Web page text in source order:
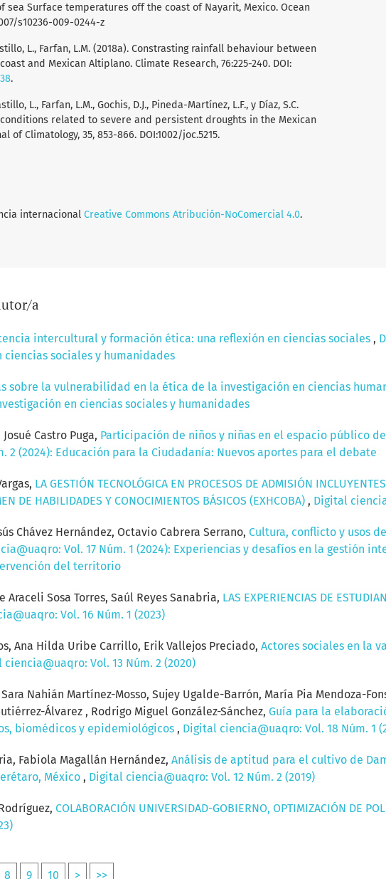
sea Surface temperatures off the coast of Nayarit, Mexico. Ocean
s10236-009-0244-z
L., Farfan, L.M. (2018a). Constrasting rainfall behaviour between
and Mexican Altiplano. Climate Research, 76:225-240. DOI:
.
L., Farfan, L.M., Gochis, D.J., Pineda-Martínez, L.F., y Díaz, S.C.
related to severe and persistent droughts in the Mexican
of Climatology, 35, 853-866. DOI:1002/joc.5215.
internacional Creative Commons Atribución-NoComercial 4.0.
a
intercultural y formación ética: una reflexión en ciencias sociales ,
ciencias sociales y humanidades
sobre la vulnerabilidad en la ética de la investigación en ciencias
en ciencias sociales y humanidades
Castro Puga, Participación de niños y niñas en el espacio público
2 (2024): Educación para la Ciudadanía: Nuevos aportes para el debate
LA GESTIÓN TECNOLÓGICA EN PROCESOS DE ADMISIÓN
DE HABILIDADES Y CONOCIMIENTOS BÁSICOS (EXHCOBA) , Digital
Chávez Hernández, Octavio Cabrera Serrano, Cultura, conflicto y usos
Vol. 17 Núm. 1 (2024): Experiencias y desafíos en la gestión
del territorio
Araceli Sosa Torres, Saúl Reyes Sanabria, LAS EXPERIENCIAS DE
Vol. 16 Núm. 1 (2023)
Ana Hilda Uribe Carrillo, Erik Vallejos Preciado, Actores sociales en la
ciencia@uaqro: Vol. 13 Núm. 2 (2020)
Nahián Martínez-Mosso, Sujey Ugalde-Barrón, María Pia Mendoza-
Álvarez , Rodrigo Miguel González-Sánchez, Guía para la
biomédicos y epidemiológicos , Digital ciencia@uaqro: Vol. 18 Núm. 1
Fabiola Magallán Hernández, Análisis de aptitud para el cultivo de
México , Digital ciencia@uaqro: Vol. 12 Núm. 2 (2019)
COLABORACIÓN UNIVERSIDAD-GOBIERNO, OPTIMIZACIÓN DE
8 9 10 > >>